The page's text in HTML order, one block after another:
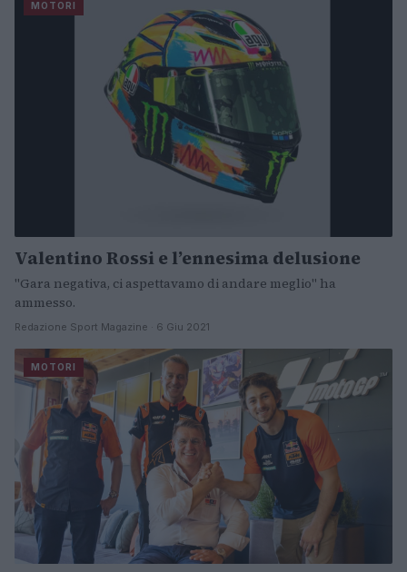
MOTORI
Valentino Rossi e l’ennesima delusione
"Gara negativa, ci aspettavamo di andare meglio" ha
ammesso.
Redazione Sport Magazine · 6 Giu 2021
MOTORI